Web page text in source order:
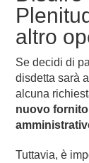
altro
Se decidi di
disdetta sarà
alcuna
nuovo
Tuttavia, è